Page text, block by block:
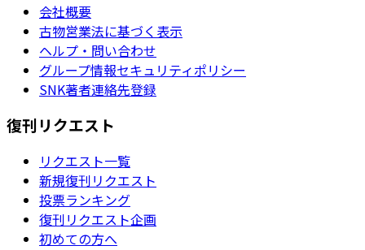
会社概要
古物営業法に基づく表示
ヘルプ・問い合わせ
グループ情報セキュリティポリシー
SNK著者連絡先登録
復刊リクエスト
リクエスト一覧
新規復刊リクエスト
投票ランキング
復刊リクエスト企画
初めての方へ